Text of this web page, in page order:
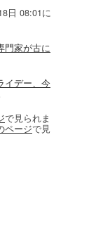
日 08:01に
門家が古に
イデー、今
で見られま
ページで見